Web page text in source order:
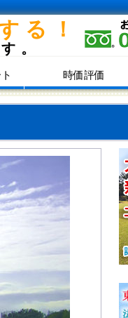
る！
。
時価評価